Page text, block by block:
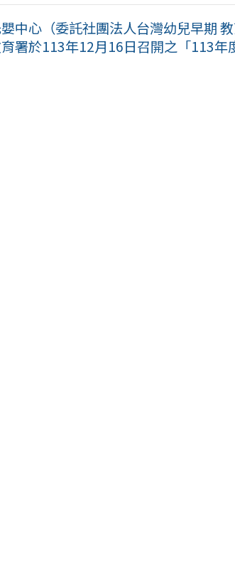
中心（委託社團法人台灣幼兒早期
署於113年12月16日召開之「113年